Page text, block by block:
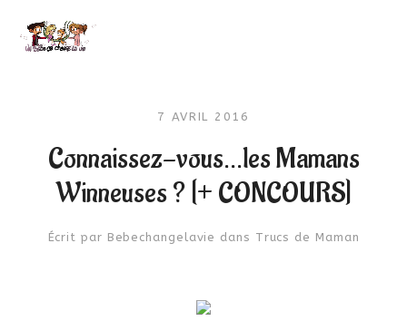
7 AVRIL 2016
Connaissez-vous…les Mamans
Winneuses ? [+ CONCOURS]
Écrit par Bebechangelavie dans Trucs de Maman